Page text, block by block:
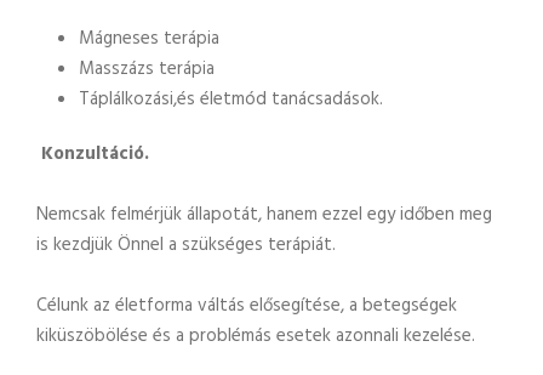
Mágneses terápia
Masszázs terápia
Táplálkozási,és életmód tanácsadások.
Konzultáció.
Nemcsak felmérjük állapotát, hanem ezzel egy időben meg
is kezdjük Önnel a szükséges terápiát.
Célunk az életforma váltás elősegítése, a betegségek
kiküszöbölése és a problémás esetek azonnali kezelése.